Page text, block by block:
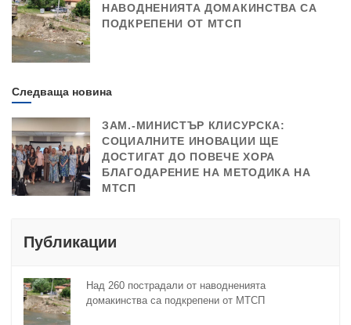
НАВОДНЕНИЯТА ДОМАКИНСТВА СА
ПОДКРЕПЕНИ ОТ МТСП
Следваща новина
ЗАМ.-МИНИСТЪР КЛИСУРСКА:
СОЦИАЛНИТЕ ИНОВАЦИИ ЩЕ
ДОСТИГАТ ДО ПОВЕЧЕ ХОРА
БЛАГОДАРЕНИЕ НА МЕТОДИКА НА
МТСП
Публикации
Над 260 пострадали от наводненията
домакинства са подкрепени от МТСП